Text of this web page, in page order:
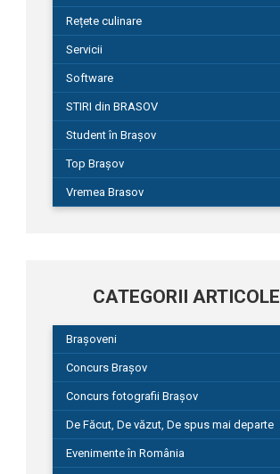
Rețete culinare
Servicii
Software
STIRI din BRASOV
Student în Brașov
Top Brașov
Vremea Brasov
CATEGORII ARTICOLE
Brașoveni
Concurs Brașov
Concurs fotografii Brașov
De Făcut, De văzut, De spus mai departe
149
Evenimente în România